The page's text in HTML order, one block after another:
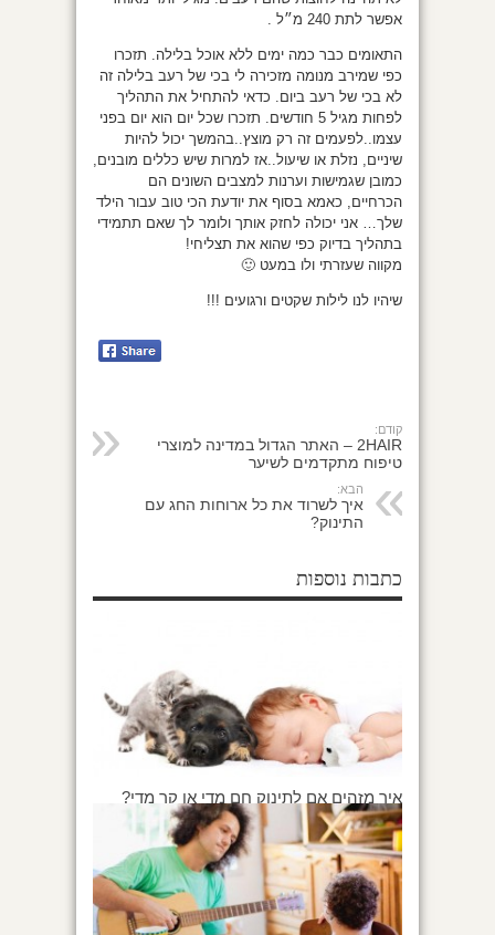
אפשר לתת 240 מ״ל .
התאומים כבר כמה ימים ללא אוכל בלילה. תזכרו
כפי שמירב מנומה מזכירה לי בכי של רעב בלילה זה
לא בכי של רעב ביום. כדאי להתחיל את התהליך
לפחות מגיל 5 חודשים. תזכרו שכל יום הוא יום בפני
עצמו..לפעמים זה רק מוצץ..בהמשך יכול להיות
שיניים, נזלת או שיעול..אז למרות שיש כללים מובנים,
כמובן שגמישות וערנות למצבים השונים הם
הכרחיים, כאמא בסוף את יודעת הכי טוב עבור הילד
שלך… אני יכולה לחזק אותך ולומר לך שאם תתמידי
בתהליך בדיוק כפי שהוא את תצליחי!
מקווה שעזרתי ולו במעט 🙂
שיהיו לנו לילות שקטים ורגועים !!!
קודם:
2HAIR – האתר הגדול במדינה למוצרי
טיפוח מתקדמים לשיער
הבא:
איך לשרוד את כל ארוחות החג עם
התינוק?
כתבות נוספות
איך מזהים אם לתינוק חם מדי או קר מדי?